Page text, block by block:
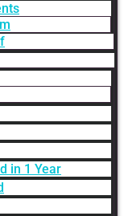
in 1 Year